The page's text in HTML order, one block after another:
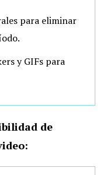
para eliminar
y GIFs para
de